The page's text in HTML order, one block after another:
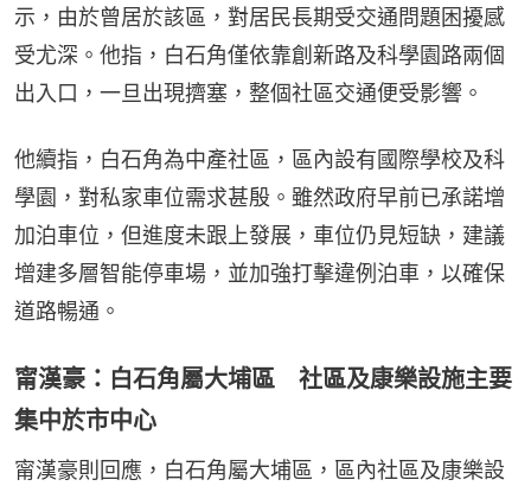
示，由於曾居於該區，對居民長期受交通問題困擾感
受尤深。他指，白石角僅依靠創新路及科學園路兩個
出入口，一旦出現擠塞，整個社區交通便受影響。
他續指，白石角為中產社區，區內設有國際學校及科
學園，對私家車位需求甚殷。雖然政府早前已承諾增
加泊車位，但進度未跟上發展，車位仍見短缺，建議
增建多層智能停車場，並加強打擊違例泊車，以確保
道路暢通。
甯漢豪：白石角屬大埔區 社區及康樂設施主要
集中於市中心
甯漢豪則回應，白石角屬大埔區，區內社區及康樂設